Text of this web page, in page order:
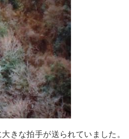
きな拍手が送られていました。